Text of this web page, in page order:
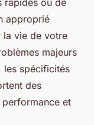
approprié
la vie de votre
majeurs
les spécificités
des
et